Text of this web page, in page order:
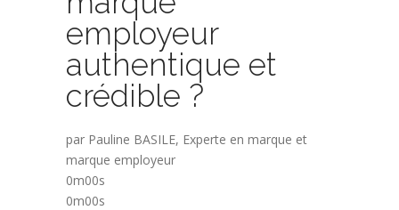
employeur
authentique et
crédible ?
par Pauline BASILE, Experte en marque et
marque employeur
0m00s
0m00s